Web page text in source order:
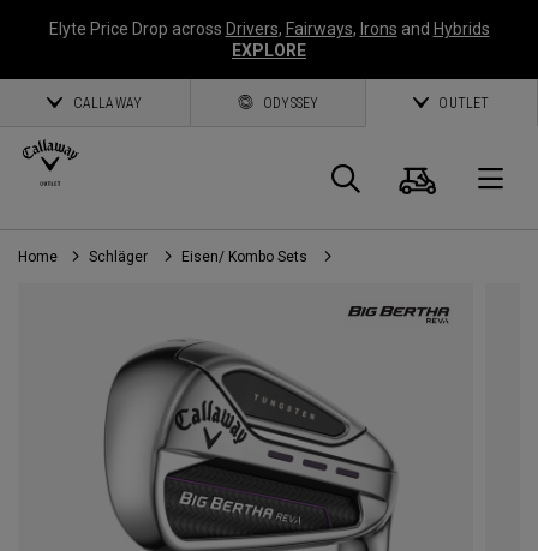
Elyte Price Drop across Drivers, Fairways, Irons and Hybrids
EXPLORE
CALLAWAY ODYSSEY OUTLET
Suche
Home Schläger Eisen/ Kombo Sets